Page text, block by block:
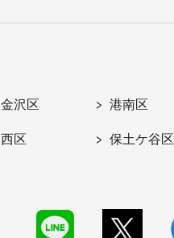
金沢区 港南区
西区 保土ケ谷区